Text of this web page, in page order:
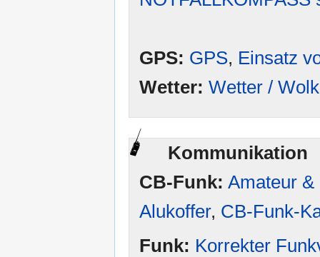
GPS: GPS, Einsatz
Wetter: Wetter /
Kommunikation
CB-Funk: Amateur &
Alukoffer, CB-Funk-
Funk: Korrekter